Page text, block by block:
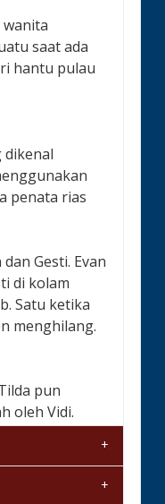
saat ada
hantu pulau
dikenal
penata rias
Gesti. Evan
di kolam
Satu ketika
menghilang.
pun
oleh Vidi.